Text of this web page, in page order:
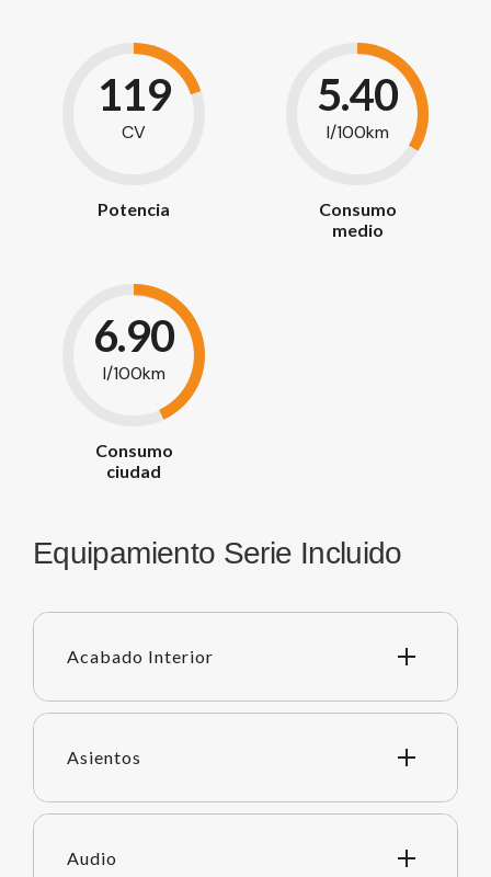
119
CV
Potencia
5.40
l/100km
Consumo
medio
6.90
l/100km
Consumo
ciudad
Equipamiento Serie Incluido
Acabado Interior
Asientos
Audio